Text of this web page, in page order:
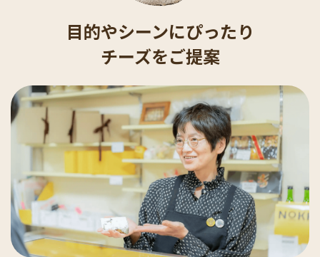
目的やシーンにぴったり
チーズをご提案